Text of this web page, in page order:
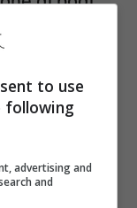
to use
following
advertising and
and